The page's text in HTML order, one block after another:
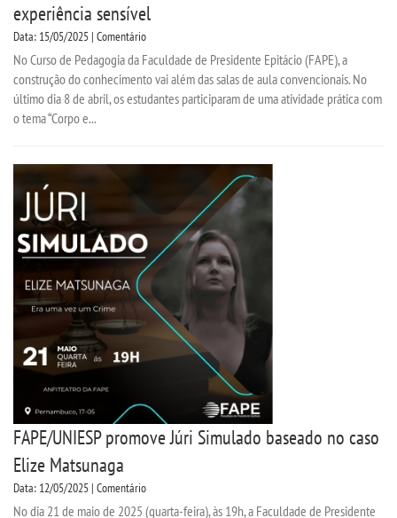
experiência sensível
Data: 15/05/2025 | Comentário
No Curso de Pedagogia da Faculdade de Presidente Epitácio (FAPE), a
construção do conhecimento vai além das salas de aula convencionais. No
último dia 8 de abril, os estudantes participaram de uma atividade prática com
o tema “Corpo e...
FAPE/UNIESP promove Júri Simulado baseado no caso
Elize Matsunaga
Data: 12/05/2025 | Comentário
No dia 21 de maio de 2025 (quarta-feira), às 19h, a Faculdade de Presidente